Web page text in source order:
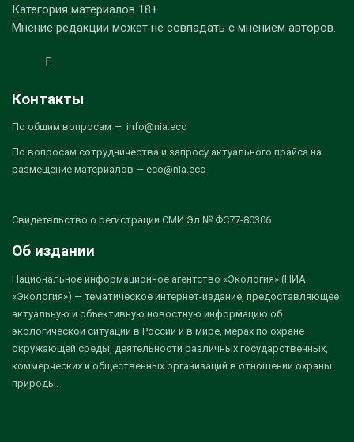
Категория материалов 18+
Мнение редакции может не совпадать с мнением авторов.
Контакты
По общим вопросам — info@nia.eco
По вопросам сотрудничества и запросу актуального прайса на
размещение материалов — eco@nia.eco
Свидетельство о регистрации СМИ Эл № ФС77-80306
Об издании
Национальное информационное агентство «Экология» (НИА
«Экология») — тематическое интернет-издание, предоставляющее
актуальную и объективную новостную информацию об
экологической ситуации в России и в мире, мерах по охране
окружающей среды, деятельности различных государственных,
коммерческих и общественных организаций в отношении охраны
природы.